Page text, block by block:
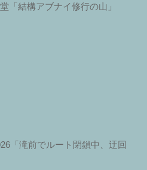
「結構アブナイ修行の山」
「滝前でルート閉鎖中、迂回